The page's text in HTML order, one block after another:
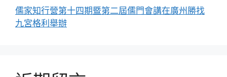
儒家知行營第十四期暨第二屆儒門會講在廣州勝找
九宮格利舉辦